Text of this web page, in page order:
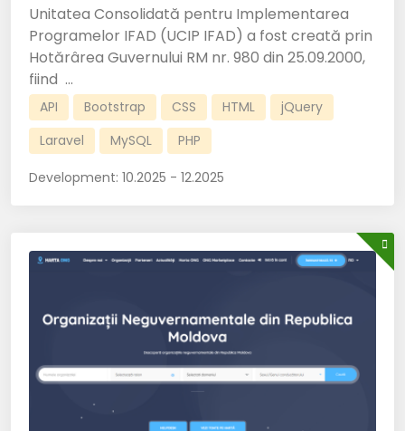
Unitatea Consolidată pentru Implementarea
Programelor IFAD (UCIP IFAD) a fost creată prin
Hotărârea Guvernului RM nr. 980 din 25.09.2000,
fiind ...
API Bootstrap CSS HTML
jQuery
Laravel
MySQL PHP
Development: 10.2025 - 12.2025